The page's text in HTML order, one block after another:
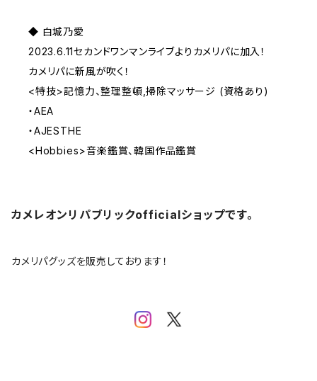
◆ 白城乃愛
2023.6.11セカンドワンマンライブよりカメリパに加入！
カメリパに新風が吹く！
<特技>記憶力、整理整頓,掃除マッサージ (資格あり)
・AEA
・AJESTHE
<Hobbies>音楽鑑賞、韓国作品鑑賞
カメレオンリパブリックofficialショップです。
カメリパグッズを販売しております！